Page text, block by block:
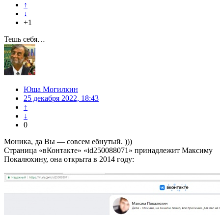
↑
↓
+1
Тешь себя…
Юша Могилкин
25 декабря 2022, 18:43
↑
↓
0
Моника, да Вы — совсем ебнутый. )))
Страница «вКонтакте» «id250088071» принадлежит Максиму
Покалюхину, она открыта в 2014 году: